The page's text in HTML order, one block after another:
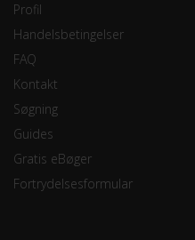
Profil
Handelsbetingelser
FAQ
Kontakt
Søgning
Guides
Gratis eBøger
Fortrydelsesformular